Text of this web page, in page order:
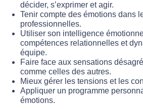
décider, s’exprimer et agir.
Tenir compte des émotions dans
professionnelles.
Utiliser son intelligence
compétences relationnelles et
équipe.
Faire face aux sensations
comme celles des autres.
Mieux gérer les tensions et les
Appliquer un programme
émotions.